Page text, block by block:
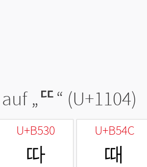
„ᄄ“ (U+1104)
U+B530
따
U+B54C
때